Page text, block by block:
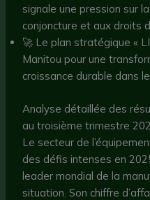
signale une pression sur
conjoncture et aux droits
🚀 Le plan stratégique «
Manitou pour une
croissance durable dans
Analyse détaillée des
au troisième trimestre
Le secteur de
des défis intenses en
leader mondial de la
situation. Son chiffre